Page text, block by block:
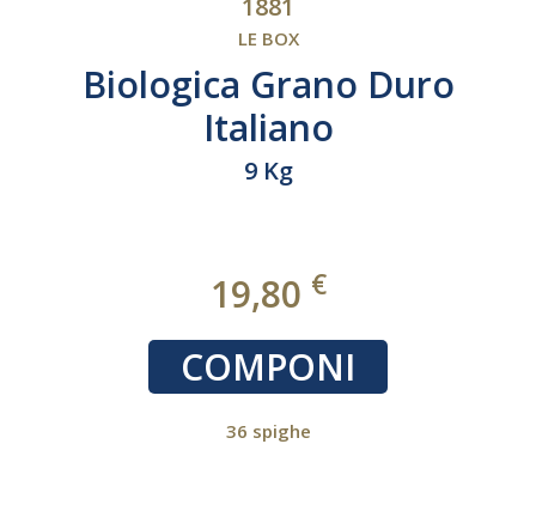
1881
LE BOX
Biologica Grano Duro
Italiano
9 Kg
19,80 €
COMPONI
36 spighe